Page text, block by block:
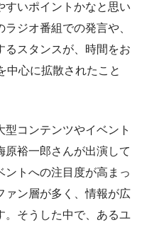
すいポイントかなと思い
ジオ番組での発言や、
るスタンスが、時間をお
中心に拡散されたこと
コンテンツやイベント
原裕一郎さんが出演して
ントへの注目度が高まっ
ァン層が多く、情報が広
。そうした中で、あるユ